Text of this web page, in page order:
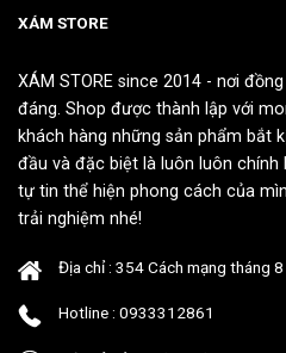
biến
Các
tùy
chọn
có
thể
được
chọn
trang
phẩm
XÁM STORE
XÁM STORE since 2014 - nơi
đáng. Shop được thành lập với
khách hàng những sản phẩm bắt
đầu và đặc biệt là luôn luôn
tự tin thể hiện phong cách của
trải nghiệm nhé!
Địa chỉ : 354 Cách mạng tháng 8
Hotline : 0933312861